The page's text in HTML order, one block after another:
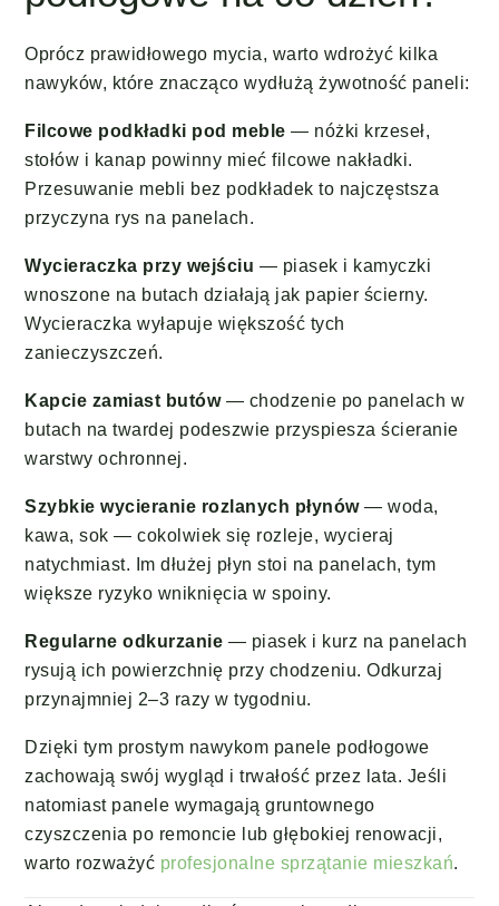
Oprócz prawidłowego mycia, warto wdrożyć kilka
nawyków, które znacząco wydłużą żywotność paneli:
Filcowe podkładki pod meble — nóżki krzeseł,
stołów i kanap powinny mieć filcowe nakładki.
Przesuwanie mebli bez podkładek to najczęstsza
przyczyna rys na panelach.
Wycieraczka przy wejściu — piasek i kamyczki
wnoszone na butach działają jak papier ścierny.
Wycieraczka wyłapuje większość tych
zanieczyszczeń.
Kapcie zamiast butów— chodzenie po panelach w
butach na twardej podeszwie przyspiesza ścieranie
warstwy ochronnej.
Szybkie wycieranie rozlanych płynów— woda,
kawa, sok — cokolwiek się rozleje, wycieraj
natychmiast. Im dłużej płyn stoi na panelach, tym
większe ryzyko wniknięcia w spoiny.
Regularne odkurzanie — piasek i kurz na panelach
rysują ich powierzchnię przy chodzeniu. Odkurzaj
przynajmniej 2–3 razy w tygodniu.
Dzięki tym prostym nawykom panele podłogowe
zachowają swój wygląd i trwałość przez lata. Jeśli
natomiast panele wymagają gruntownego
czyszczenia po remoncie lub głębokiej renowacji,
warto rozważyć profesjonalne sprzątanie mieszkań.